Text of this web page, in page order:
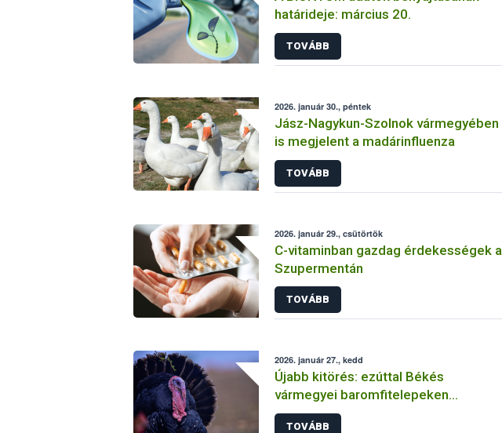
határideje: március 20.
TOVÁBB
2026. január 30., péntek
Jász-Nagykun-Szolnok vármegyében
is megjelent a madárinfluenza
TOVÁBB
2026. január 29., csütörtök
C-vitaminban gazdag érdekességek a
Szupermentán
TOVÁBB
2026. január 27., kedd
Újabb kitörés: ezúttal Békés
vármegyei baromfitelepeken
igazolódott a madárinfluenza
TOVÁBB